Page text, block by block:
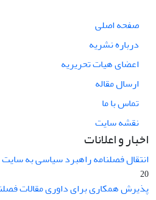
صفحه اصلی
درباره نشریه
اعضای هیات تحریریه
ارسال مقاله
تماس با ما
نقشه سایت
اخبار و اعلانات
انتقال فصلنامه راهبرد سیاسی به
20
پذیرش همکاری برای داوری مقالات